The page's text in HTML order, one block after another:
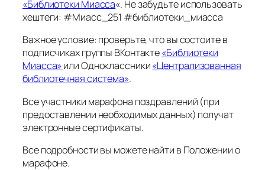
«Библиотеки Миасса«. Не забудьте использовать
хештеги: #Миасс_251 #библиотеки_миасса
Важное условие: проверьте, что вы состоите в
подписчиках группы ВКонтакте«Библиотеки
Миасса» или Одноклассники«Централизованная
библиотечная система».
Все участники марафона поздравлений (при
предоставлении необходимых данных) получат
электронные сертификаты.
Все подробности вы можете найти в Положении о
марафоне.